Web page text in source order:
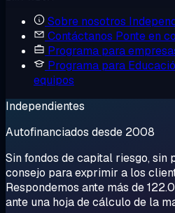
Sobre nosotros
Contáctanos Ponte en
Programa para
Programa para
equipos
Independientes
Autofinanciados desde 2008
Sin fondos de capital riesgo, sin
consejo para exprimir a los
Respondemos ante más de
ante una hoja de cálculo de la